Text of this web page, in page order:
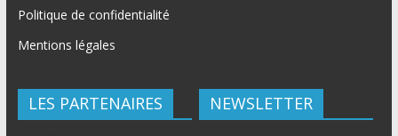
Politique de confidentialité
Mentions légales
LES PARTENAIRES NEWSLETTER